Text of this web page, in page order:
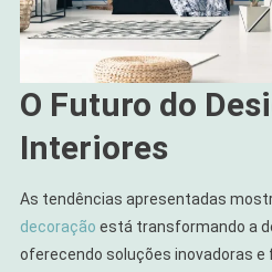
O Futuro do
Interiores
As tendências apresentadas
decoração está transformando a
oferecendo soluções inovadoras